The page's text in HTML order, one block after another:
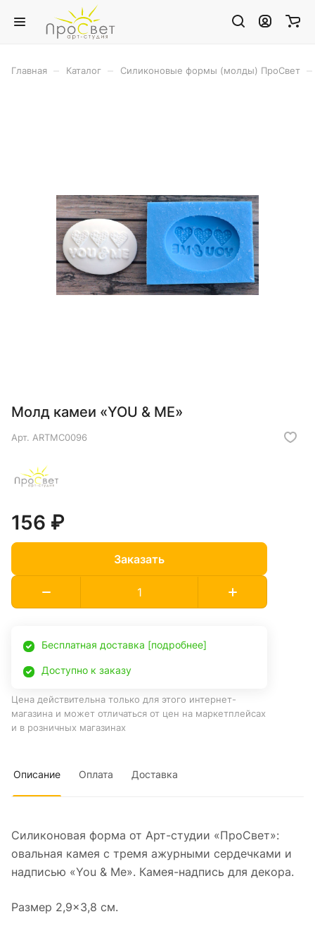
Главная Каталог Силиконовые формы (молды) ПроСвет
Молд камеи «YOU & ME»
Арт. ARTMC0096
156 ₽
Заказать
Бесплатная доставка [подробнее]
Доступно к заказу
Цена действительна только для этого интернет-
магазина и может отличаться от цен на маркетплейсах
и в розничных магазинах
Описание Оплата Доставка
Силиконовая форма от Арт-студии «ПроСвет»:
овальная камея с тремя ажурными сердечками и
надписью «You & Me». Камея-надпись для декора.
Размер 2,9×3,8 см.